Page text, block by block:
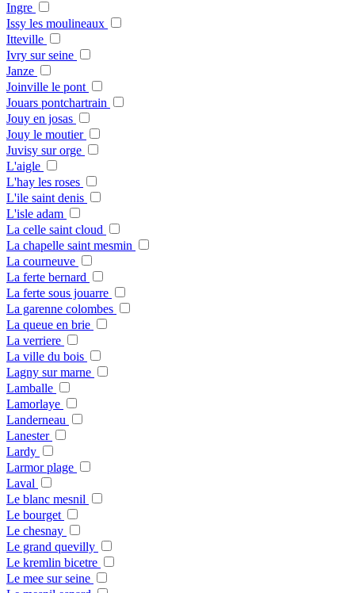
Ingre
Issy les moulineaux
Itteville
Ivry sur seine
Janze
Joinville le pont
Jouars pontchartrain
Jouy en josas
Jouy le moutier
Juvisy sur orge
L'aigle
L'hay les roses
L'ile saint denis
L'isle adam
La celle saint cloud
La chapelle saint mesmin
La courneuve
La ferte bernard
La ferte sous jouarre
La garenne colombes
La queue en brie
La verriere
La ville du bois
Lagny sur marne
Lamballe
Lamorlaye
Landerneau
Lanester
Lardy
Larmor plage
Laval
Le blanc mesnil
Le bourget
Le chesnay
Le grand quevilly
Le kremlin bicetre
Le mee sur seine